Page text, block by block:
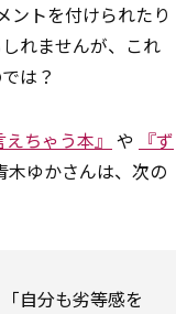
ントを付けられたり
れませんが、これ
は？
ちゃう本』 や 『ず
木ゆかさんは、次の
自分も劣等感を